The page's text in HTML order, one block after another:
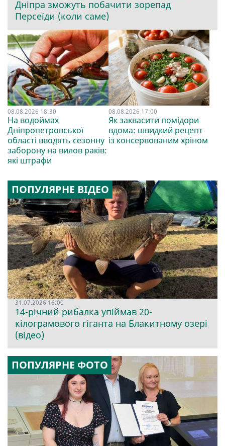
Дніпра зможуть побачити зорепад
Персеїди (коли саме)
08.08.2026 18:30
На водоймах
Дніпропетровської
області вводять сезонну
заборону на вилов раків:
які штрафи
08.08.2026 17:00
Як заквасити помідори
вдома: швидкий рецепт
із консервованим хріном
ПОПУЛЯРНЕ ВІДЕО
31.07.2026 16:00
14-річний рибалка упіймав 20-
кілограмового гіганта на Блакитному озері
(відео)
ПОПУЛЯРНЕ ФОТО